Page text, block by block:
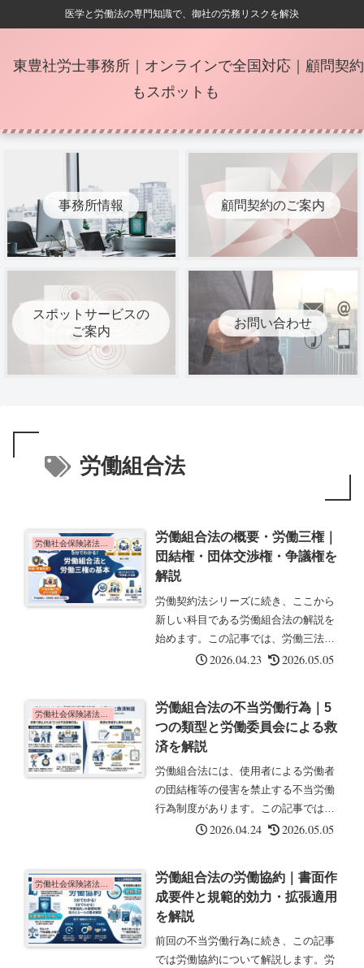
医学と労働法の専門知識で、御社の労務リスクを解決
東豊社労士事務所｜オンラインで全国対応｜顧問契約
もスポットも
事務所情報 顧問契約のご案内
スポットサービスの
ご案内
お問い合わせ
労働組合法
労働社会保険諸法令の基礎知識
労働組合法の概要・労働三権｜
団結権・団体交渉権・争議権を
解説
労働契約法シリーズに続き、ここから
新しい科目である労働組合法の解説を
始めます。この記事では、労働三法の
体系と憲法第28条の労働三権について
す。労働基準法 取締法規(罰則あり...
2026.04.23 2026.05.05
労働社会保険諸法令の基礎知識
労働組合法の不当労働行為｜5
つの類型と労働委員会による救
済を解説
労働組合法には、使用者による労働者
の団結権等の侵害を禁止する不当労働
行為制度があります。この記事では、
不当労働行為の5つの類型と救済手続
が労働者の団結権等を侵害する行為...
2026.04.24 2026.05.05
労働社会保険諸法令の基礎知識
労働組合法の労働協約｜書面作
成要件と規範的効力・拡張適用
を解説
前回の不当労働行為に続き、この記事
では労働協約について解説します。労